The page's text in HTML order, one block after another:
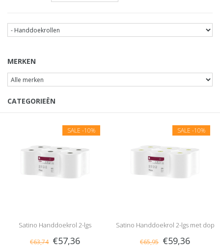
MERKEN
CATEGORIEËN
SALE -10%
Satino Handdoekrol 2-lgs
€63,74 €57,36
SALE -10%
Satino Handdoekrol 2-lgs met dop
€65,95 €59,36